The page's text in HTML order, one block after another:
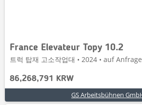
France Elevateur Topy 10.2
트럭 탑재 고소작업대 • 2024 • auf
86,268,791 KRW
GS Arbeitsbühnen